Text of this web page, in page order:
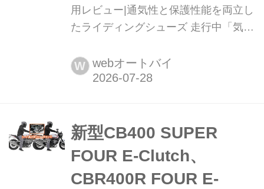
用レビュー|通気性と保護性能を両立し
たライディングシューズ 走行中「気づ
適な履き心地を得ながら、保護性能や
耐摩耗性にも配慮した、軽量で快適な
に履いてテストしてみたので、そのレ
W webオートバイ
新型CB400 SUPER
FOUR E-Clutch、
CBR400R FOUR E-